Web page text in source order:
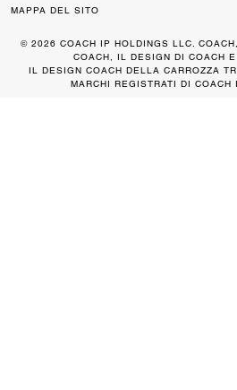
MAPPA DEL SITO
© 2026 COACH IP HOLDINGS LLC.
COACH, IL DESIGN DI COACH E
IL DESIGN COACH DELLA CARROZZA
MARCHI REGISTRATI DI COACH